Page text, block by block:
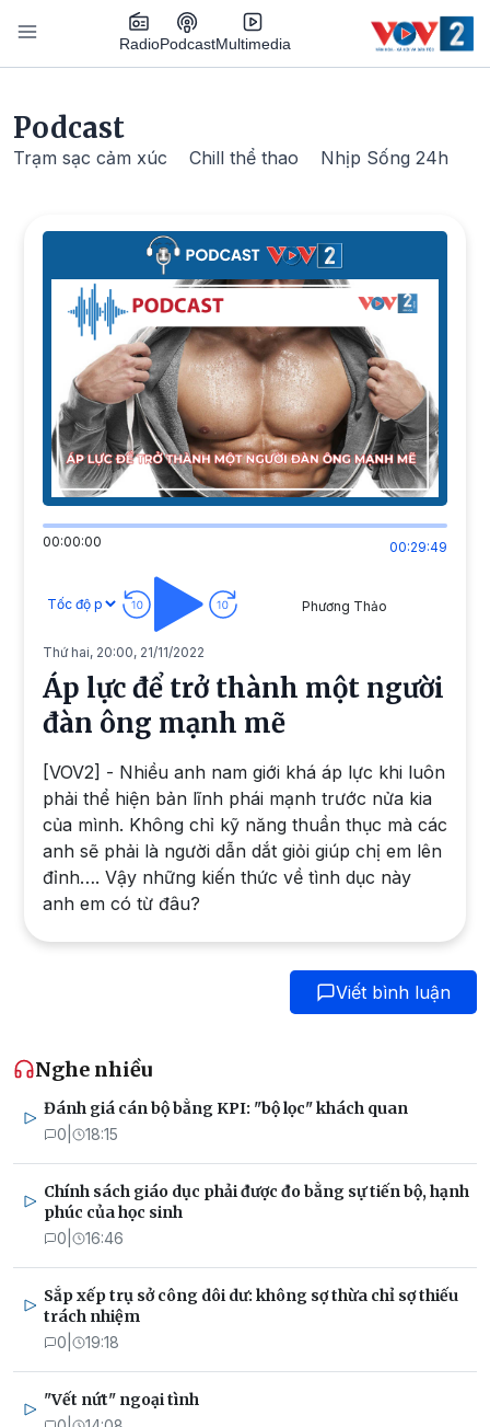
Nhảy đến nội dung
RadioPodcastMultimedia
Podcast
Trạm sạc cảm xúc Chill thể thao Nhịp Sống 24h
00:00:00 00:29:49
Phương Thảo
Thứ hai, 20:00, 21/11/2022
Áp lực để trở thành một người
đàn ông mạnh mẽ
[VOV2] - Nhiều anh nam giới khá áp lực khi luôn
phải thể hiện bản lĩnh phái mạnh trước nửa kia
của mình. Không chỉ kỹ năng thuần thục mà các
anh sẽ phải là người dẫn dắt giỏi giúp chị em lên
đỉnh…. Vậy những kiến thức về tình dục này
anh em có từ đâu?
Viết bình luận
Nghe nhiều
Đánh giá cán bộ bằng KPI: "bộ lọc" khách quan
0 18:15
Chính sách giáo dục phải được đo bằng sự tiến bộ, hạnh
phúc của học sinh
0 16:46
Sắp xếp trụ sở công dôi dư: không sợ thừa chỉ sợ thiếu
trách nhiệm
0 19:18
"Vết nứt" ngoại tình